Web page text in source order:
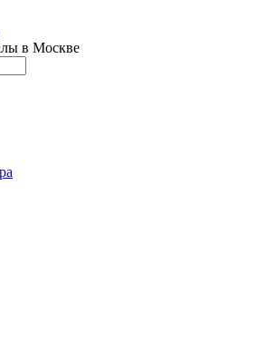
в Москве